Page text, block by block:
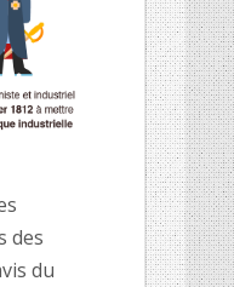
des
du